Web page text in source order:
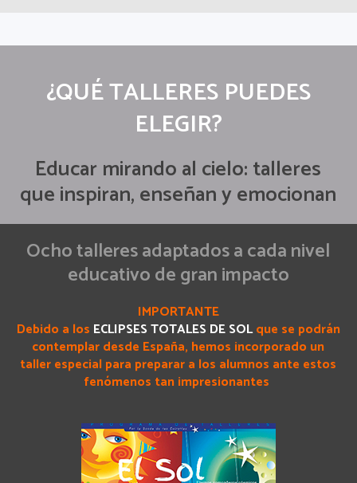
¿QUÉ TALLERES PUEDES
ELEGIR?
Educar mirando al cielo: talleres
que inspiran, enseñan y emocionan
Ocho talleres adaptados a cada nivel
educativo de gran impacto
IMPORTANTE
Debido a los ECLIPSES TOTALES DE SOLque se podrán
contemplar desde España, hemos incorporado un
taller especial para preparar a los alumnos ante estos
fenómenos tan impresionantes